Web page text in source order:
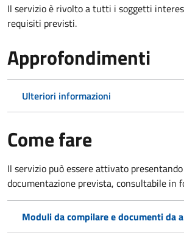
Il servizio è rivolto a tutti i soggetti
requisiti previsti.
Approfondimenti
Ulteriori informazioni
Come fare
Il servizio può essere attivato
documentazione prevista, consultabile in
Moduli da compilare e documenti da